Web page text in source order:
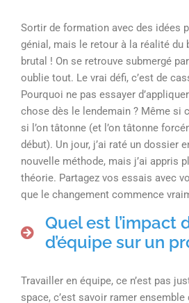
Sortir de formation avec des idées
génial, mais le retour à la réalité du
brutal ! On se retrouve submergé
oublie tout. Le vrai défi, c’est de
Pourquoi ne pas essayer
chose dès le lendemain ? Même si
si l’on tâtonne (et l’on tâtonne
début). Un jour, j’ai raté un dossier
nouvelle méthode, mais j’ai appris
théorie. Partagez vos essais avec
que le changement commence
Quel est l’impact
d’équipe sur un
Travailler en équipe, ce n’est pas
space, c’est savoir ramer